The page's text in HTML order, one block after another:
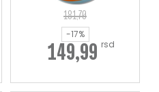
181,70
-17%
149,99 rsd